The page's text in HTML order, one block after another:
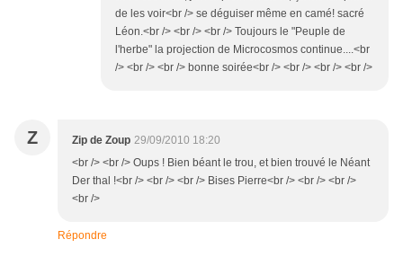
de les voir<br /> se déguiser même en camé! sacré
Léon.<br /> <br /> <br /> Toujours le "Peuple de
l'herbe" la projection de Microcosmos continue....<br
/> <br /> <br /> bonne soirée<br /> <br /> <br /> <br />
Z Zip de Zoup 29/09/2010 18:20
<br /> <br /> Oups ! Bien béant le trou, et bien trouvé le Néant
Der thal !<br /> <br /> <br /> Bises Pierre<br /> <br /> <br />
<br />
Répondre